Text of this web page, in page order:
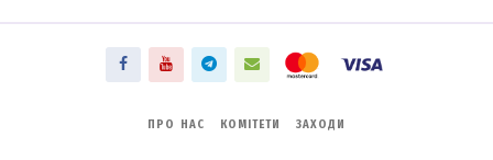
ПРО НАС КОМІТЕТИ ЗАХОДИ